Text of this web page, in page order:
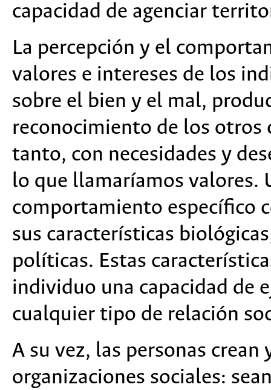
capacidad de agenciar
La percepción y el
valores e intereses de los
sobre el bien y el mal,
reconocimiento de los
tanto, con necesidades y
lo que llamaríamos valores.
comportamiento específico
sus características
políticas. Estas
individuo una capacidad de
cualquier tipo de relación
A su vez, las personas
organizaciones sociales: